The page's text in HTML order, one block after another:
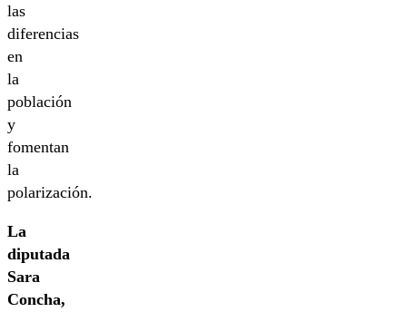
las
diferencias
en
la
población
y
fomentan
la
polarización.
La
diputada
Sara
Concha,